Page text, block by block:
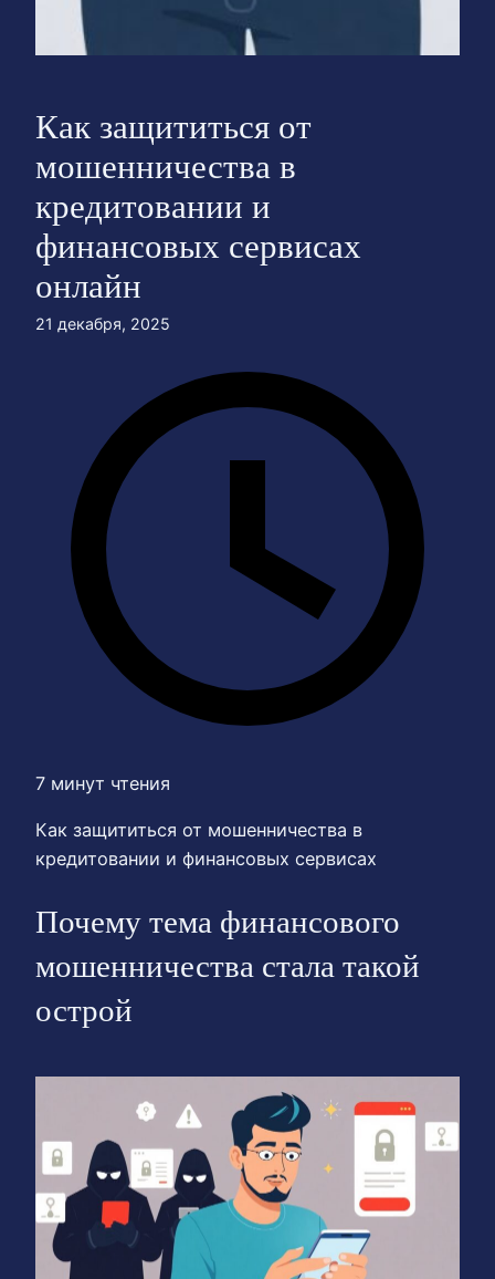
Как защититься от
мошенничества в
кредитовании и
финансовых сервисах
онлайн
21 декабря, 2025
7 минут чтения
Как защититься от мошенничества в
кредитовании и финансовых сервисах
Почему тема финансового
мошенничества стала такой
острой